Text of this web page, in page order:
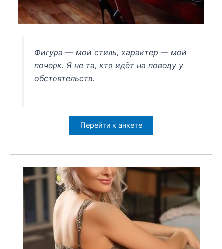
Фигура — мой стиль, характер — мой
почерк. Я не та, кто идёт на поводу у
обстоятельств.
Перейти к анкете